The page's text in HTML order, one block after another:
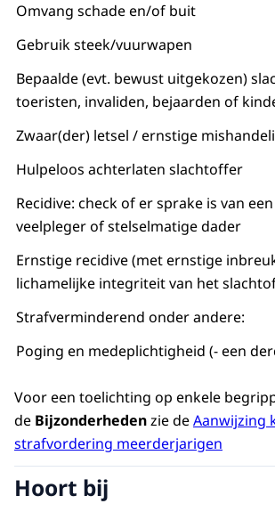
Omvang schade en/of buit
Gebruik steek/vuurwapen
Bepaalde (evt. bewust uitgekozen)
toeristen, invaliden, bejaarden of
Zwaar(der) letsel / ernstige
Hulpeloos achterlaten slachtoffer
Recidive: check of er sprake is van
veelpleger of stelselmatige dader
Ernstige recidive (met ernstige
lichamelijke integriteit van het
Strafverminderend onder andere:
Poging en medeplichtigheid (- een
Voor een toelichting op enkele
de Bijzonderhedenzie deAanwijzing
strafvordering meerderjarigen
Hoort bij